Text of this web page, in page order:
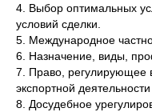
4. Выбор оптимальных
условий сделки.
5. Международное
6. Назначение, виды,
7. Право, регулирующее
экспортной деятельности
8. Досудебное